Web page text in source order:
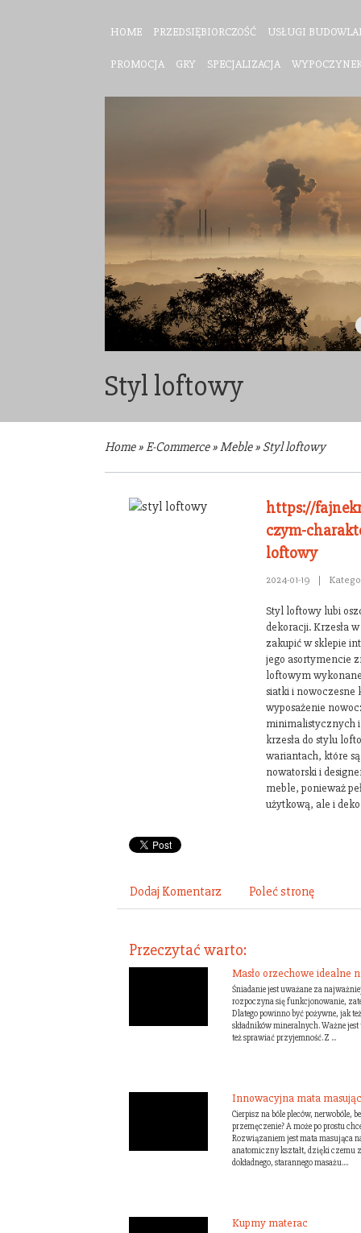
HOME PRZEDSIĘBIORCZOŚĆ USŁUGI
PROMOCJA GRY SPECJALIZACJA
Styl loftowy
Home»E-Commerce»Meble» Styl loftowy
https://
czym-
loftowy
2024-01-19 |
Styl loftowy lubi
dekoracji. Krzesła
zakupić w sklepie
jego asortymencie
loftowym
siatki i nowoczesne
wyposażenie
minimalistycznych
krzesła do stylu
wariantach, które
nowatorski i
meble, ponieważ
użytkową, ale i
Dodaj Komentarz Poleć stronę
Przeczytać warto:
Masło orzechowe idealne
Śniadanie jest uważane za
rozpoczyna się funkcjonowanie,
Dlatego powinno być pożywne, jak
składników mineralnych. Ważne jest
też sprawiać przyjemność. Z ...
Innowacyjna mata
Cierpisz na bóle pleców, nerwobóle,
przemęczenie? A może po prostu
Rozwiązaniem jest mata masująca
anatomiczny kształt, dzięki czemu
dokładnego, starannego masażu....
Kupmy materac